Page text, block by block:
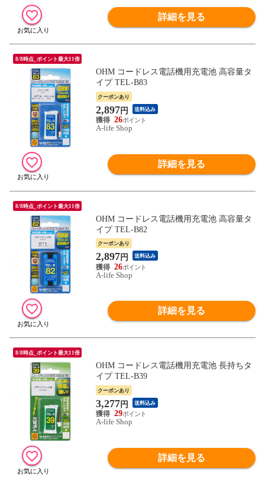
詳細を見る
8/8時点_ポイント最大11倍
OHM コードレス電話機用充電池 高容量タ
イプ TEL-B83
クーポンあり
2,897円 送料込み
26
A-life Shop
詳細を見る
8/8時点_ポイント最大11倍
OHM コードレス電話機用充電池 高容量タ
イプ TEL-B82
クーポンあり
2,897 円 送料込み
26
A-life Shop
詳細を見る
8/8時点_ポイント最大11倍
OHM コードレス電話機用充電池 長持ちタ
イプ TEL-B39
クーポンあり
3,277 円 送料込み
29
A-life Shop
詳細を見る